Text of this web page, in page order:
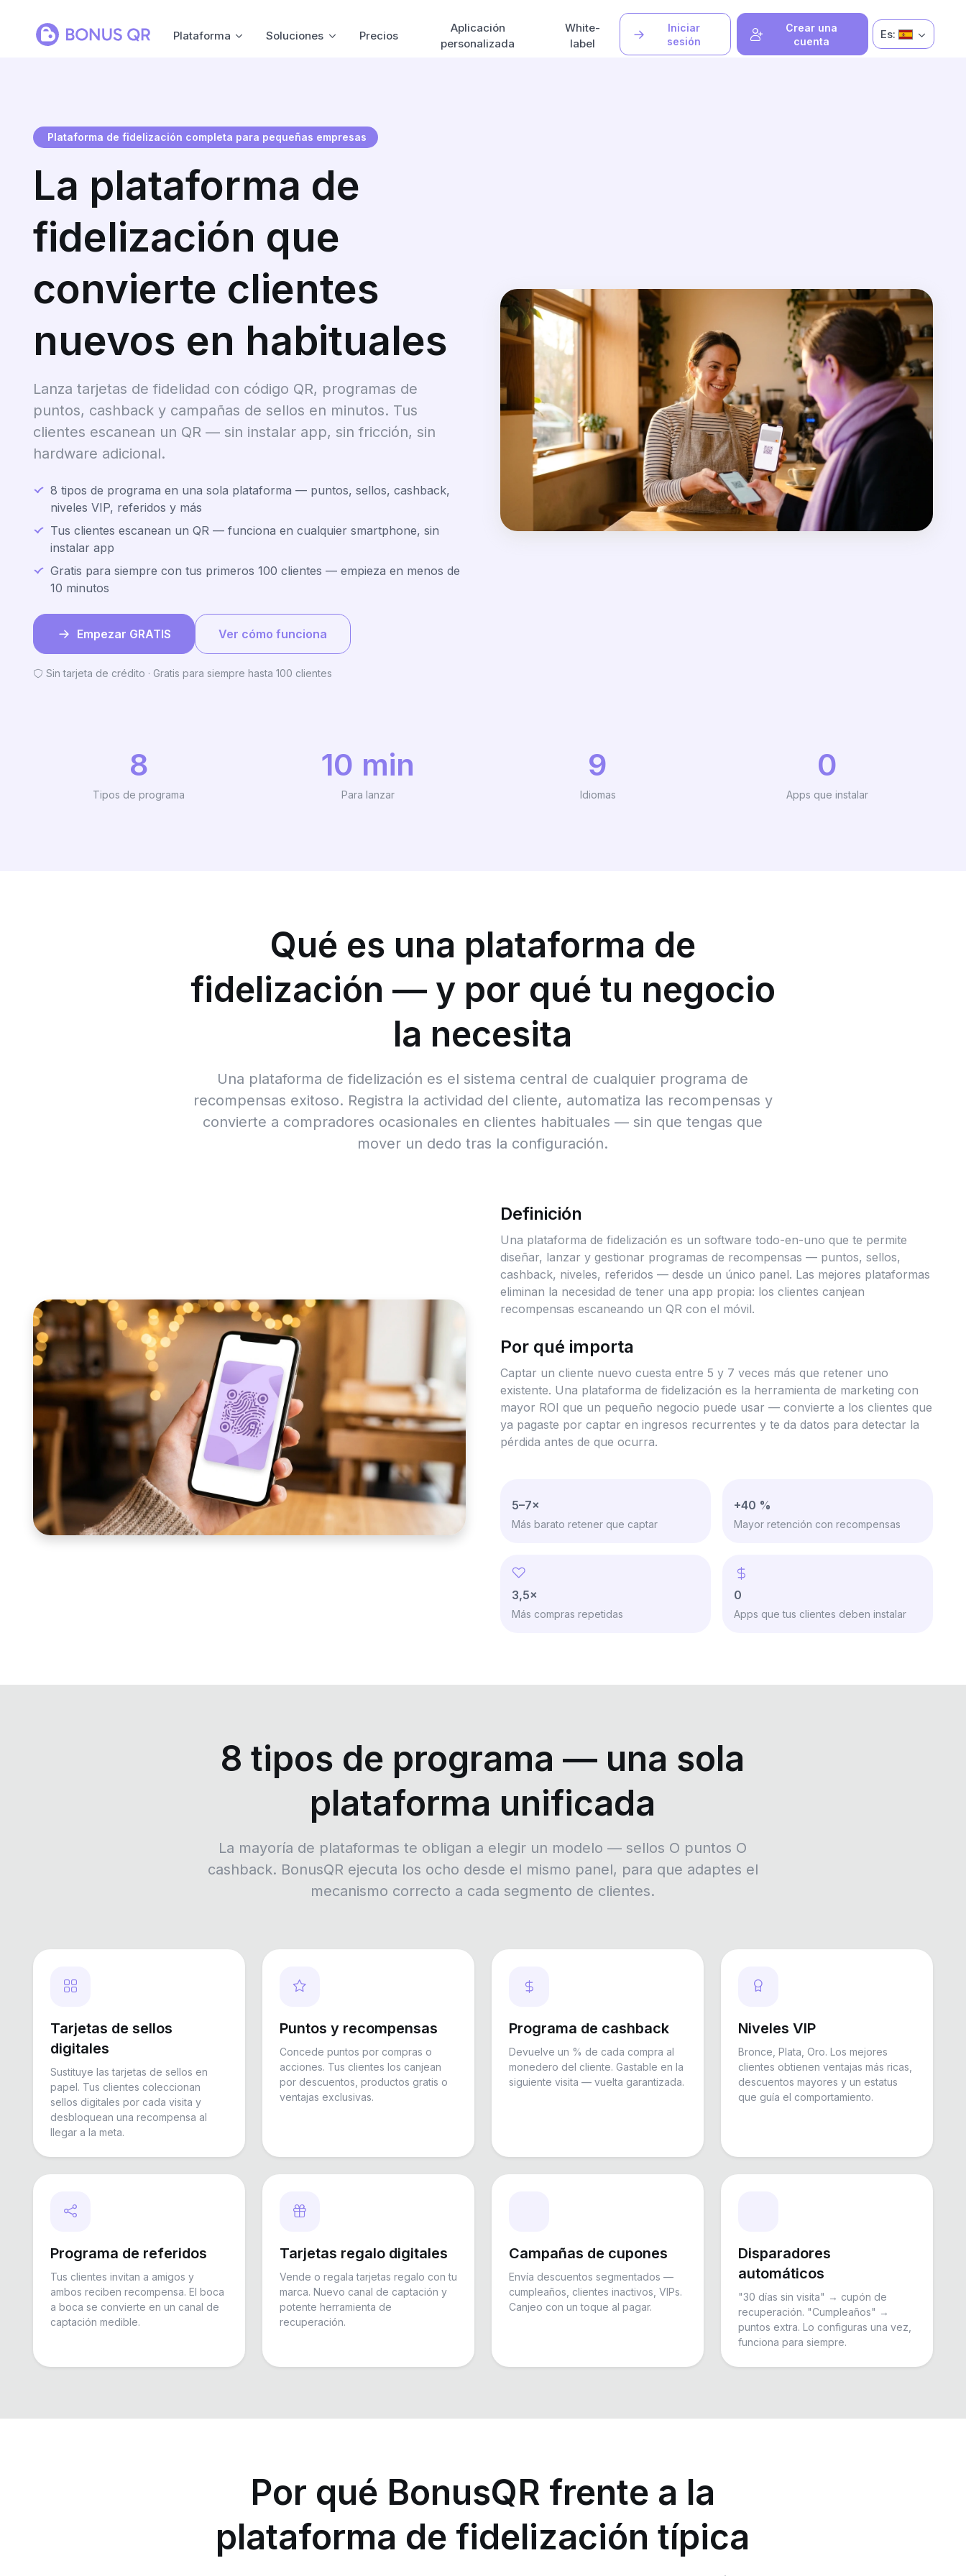
Iniciar
sesión
Crear una
cuenta
Plataforma Soluciones Precios
Aplicación
personalizada
White-
label
Es:
Plataforma de fidelización completa para pequeñas empresas
La plataforma de
fidelización que
convierte clientes
nuevos en habituales
Lanza tarjetas de fidelidad con código QR, programas de
puntos, cashback y campañas de sellos en minutos. Tus
clientes escanean un QR — sin instalar app, sin fricción, sin
hardware adicional.
8 tipos de programa en una sola plataforma — puntos, sellos, cashback,
niveles VIP, referidos y más
Tus clientes escanean un QR — funciona en cualquier smartphone, sin
instalar app
Gratis para siempre con tus primeros 100 clientes — empieza en menos de
10 minutos
Empezar GRATIS Ver cómo funciona
Sin tarjeta de crédito · Gratis para siempre hasta 100 clientes
8
Tipos de programa
10 min
Para lanzar
9
Idiomas
0
Apps que instalar
Qué es una plataforma de
fidelización — y por qué tu negocio
la necesita
Una plataforma de fidelización es el sistema central de cualquier programa de
recompensas exitoso. Registra la actividad del cliente, automatiza las recompensas y
convierte a compradores ocasionales en clientes habituales — sin que tengas que
mover un dedo tras la configuración.
Definición
Una plataforma de fidelización es un software todo-en-uno que te permite
diseñar, lanzar y gestionar programas de recompensas — puntos, sellos,
cashback, niveles, referidos — desde un único panel. Las mejores plataformas
eliminan la necesidad de tener una app propia: los clientes canjean
recompensas escaneando un QR con el móvil.
Por qué importa
Captar un cliente nuevo cuesta entre 5 y 7 veces más que retener uno
existente. Una plataforma de fidelización es la herramienta de marketing con
mayor ROI que un pequeño negocio puede usar — convierte a los clientes que
ya pagaste por captar en ingresos recurrentes y te da datos para detectar la
pérdida antes de que ocurra.
5–7×
Más barato retener que captar
+40 %
Mayor retención con recompensas
3,5×
Más compras repetidas
0
Apps que tus clientes deben instalar
8 tipos de programa — una sola
plataforma unificada
La mayoría de plataformas te obligan a elegir un modelo — sellos O puntos O
cashback. BonusQR ejecuta los ocho desde el mismo panel, para que adaptes el
mecanismo correcto a cada segmento de clientes.
Tarjetas de sellos
digitales
Sustituye las tarjetas de sellos en
papel. Tus clientes coleccionan
sellos digitales por cada visita y
desbloquean una recompensa al
llegar a la meta.
Puntos y recompensas
Concede puntos por compras o
acciones. Tus clientes los canjean
por descuentos, productos gratis o
ventajas exclusivas.
Programa de cashback
Devuelve un % de cada compra al
monedero del cliente. Gastable en la
siguiente visita — vuelta garantizada.
Niveles VIP
Bronce, Plata, Oro. Los mejores
clientes obtienen ventajas más ricas,
descuentos mayores y un estatus
que guía el comportamiento.
Programa de referidos
Tus clientes invitan a amigos y
ambos reciben recompensa. El boca
a boca se convierte en un canal de
captación medible.
Tarjetas regalo digitales
Vende o regala tarjetas regalo con tu
marca. Nuevo canal de captación y
potente herramienta de
recuperación.
Campañas de cupones
Envía descuentos segmentados —
cumpleaños, clientes inactivos, VIPs.
Canjeo con un toque al pagar.
Disparadores
automáticos
"30 días sin visita" → cupón de
recuperación. "Cumpleaños" →
puntos extra. Lo configuras una vez,
funciona para siempre.
Por qué BonusQR frente a la
plataforma de fidelización típica